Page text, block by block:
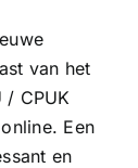
van het
/ CPUK
Een
en